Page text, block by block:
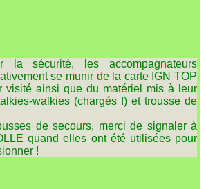
la sécurité, les accompagnateurs
se munir de la carte IGN TOP
visité ainsi que du matériel mis à leur
walkies (chargés !) et trousse de
de secours, merci de signaler à
quand elles ont été utilisées pour
!